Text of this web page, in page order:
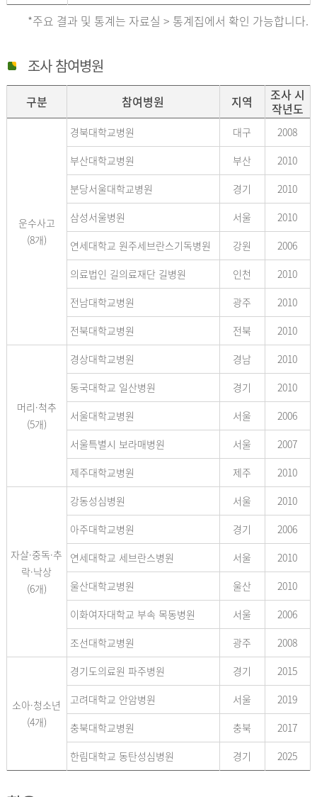
*주요 결과 및 통계는 자료실 > 통계집에서 확인 가능합니다.
조사 참여병원
구분 참여병원 지역
조사 시
작년도
운수사고
(8개)
경북대학교병원 대구
2008
부산대학교병원
부산
2010
분당서울대학교병원
경기
2010
삼성서울병원
서울
2010
연세대학교 원주세브란스기독병원
강원
2006
의료법인 길의료재단 길병원
인천
2010
전남대학교병원
광주
2010
전북대학교병원
전북 2010
머리·척추
(5개)
경상대학교병원 경남
2010
동국대학교 일산병원
경기
2010
서울대학교병원
서울
2006
서울특별시 보라매병원
서울
2007
제주대학교병원
제주 2010
자살·중독·추
락·낙상
(6개)
강동성심병원 서울
2010
아주대학교병원
경기
2006
연세대학교 세브란스병원
서울
2010
울산대학교병원
울산
2010
이화여자대학교 부속 목동병원
서울
2006
조선대학교병원
광주 2008
소아·청소년
(4개)
경기도의료원 파주병원 경기
2015
고려대학교 안암병원
서울
2019
충북대학교병원
충북
2017
한림대학교 동탄성심병원
경기 2025